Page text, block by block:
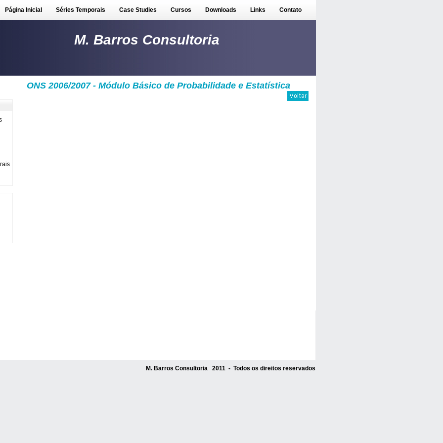
Página Inicial Séries Temporais Case Studies Cursos Downloads Links Contato
M. Barros Consultoria
ONS 2006/2007 - Módulo Básico de Probabilidade e Estatística
M. Barros Consultoria 2011 - Todos os direitos reservados